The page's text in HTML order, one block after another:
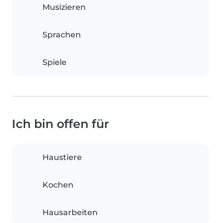
Musizieren
Sprachen
Spiele
Ich bin offen für
Haustiere
Kochen
Hausarbeiten